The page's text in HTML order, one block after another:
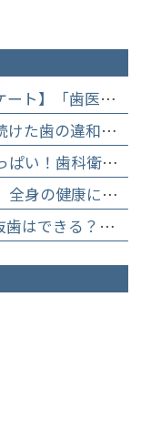
【インプラント治療実績＆直筆アンケート】「歯医者が怖かった」トラウマを乗り越えて。70歳・介護士女性が手に入れた「晴れ晴れとした笑顔」と人生を支える噛み合わせ】
【院長執筆】「問題ない」と言われ続けた歯の違和感……60代女性が「80歳で20本の自前の歯」を守るために選んだ精密総合治療の全貌
【イベント開催レポート】笑顔がいっぱい！歯科衛生士×管理栄養士がお届けする「親子で楽しむむし歯になりにくいお菓子作り体験」】
【院長監修】高齢者のお口の健康が、全身の健康につながる理由。生涯おいしく食べるための「口内環境検査」とオーダーメイド予防】
【骨粗しょう症の薬を飲んでいても抜歯はできる？】顎骨壊死を防ぐために大切な口腔管理について